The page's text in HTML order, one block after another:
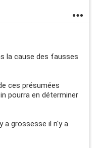
la cause des fausses
ces présumées
pourra en déterminer
a grossesse il n'y a